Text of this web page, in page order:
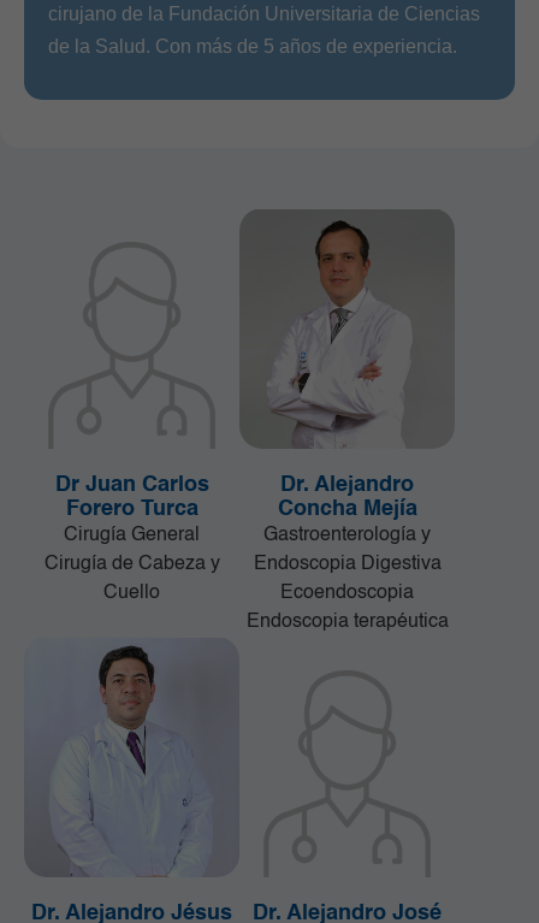
cirujano de la Fundación Universitaria de Ciencias
de la Salud. Con más de 5 años de experiencia.
Dr Juan Carlos
Forero Turca
Cirugía General
Cirugía de Cabeza y
Cuello
Dr. Alejandro
Concha Mejía
Gastroenterología y
Endoscopia Digestiva
Ecoendoscopia
Endoscopia terapéutica
Dr. Alejandro Jésus Dr. Alejandro José